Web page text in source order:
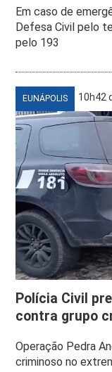
Em caso de
Defesa Civil pelo
pelo 193
EUNÁPOLIS 10h42
Polícia Civil
contra grupo
Operação Pedra
criminoso no